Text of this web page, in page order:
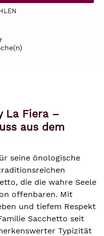
La Fiera –
aus dem
seine önologische
die die wahre Seele
offenbaren. Mit
und tiefem Respekt
Sacchetto seit
Typizität